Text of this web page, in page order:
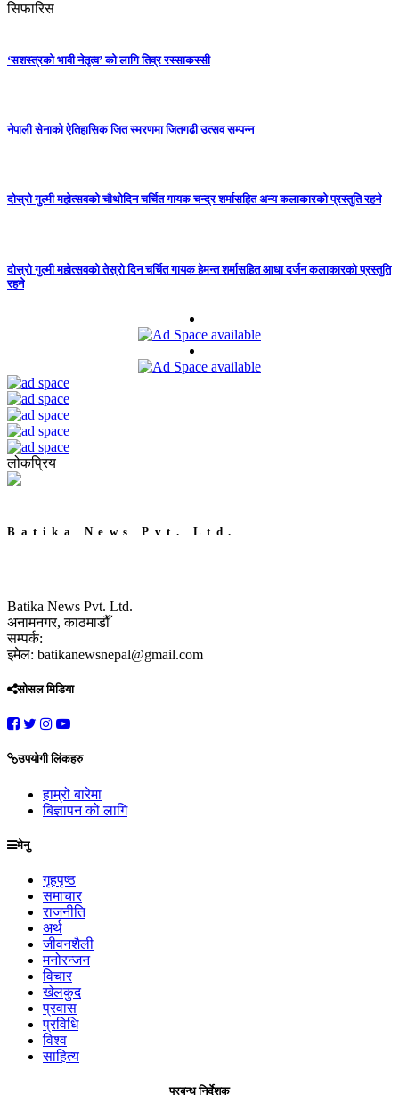
सिफारिस
‘सशस्त्रको भावी नेतृत्व’ को लागि तिव्र रस्साकस्सी
नेपाली सेनाको ऐतिहासिक जित स्मरणमा जितगढी उत्सव सम्पन्न
दोस्रो गुल्मी महोत्सवको चौथोदिन चर्चित गायक चन्द्र शर्मासहित अन्य कलाकारको प्रस्तुति रहने
दोस्रो गुल्मी महोत्सवको तेस्रो दिन चर्चित गायक हेमन्त शर्मासहित आधा दर्जन कलाकारको प्रस्तुति
रहने
लोकप्रिय
Batika News Pvt. Ltd.
Batika News Pvt. Ltd.
अनामनगर, काठमाडौँ
सम्पर्क:
इमेल: batikanewsnepal@gmail.com
सोसल मिडिया
उपयोगी लिंकहरु
हाम्रो बारेमा
बिज्ञापन को लागि
मेनु
गृहपृष्ठ
समाचार
राजनीति
अर्थ
जीवनशैली
मनोरन्जन
विचार
खेलकुद
प्रवास
प्रविधि
विश्व
साहित्य
प्रबन्ध निर्देशक